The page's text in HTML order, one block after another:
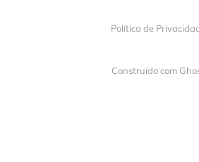
Política de
Construído com